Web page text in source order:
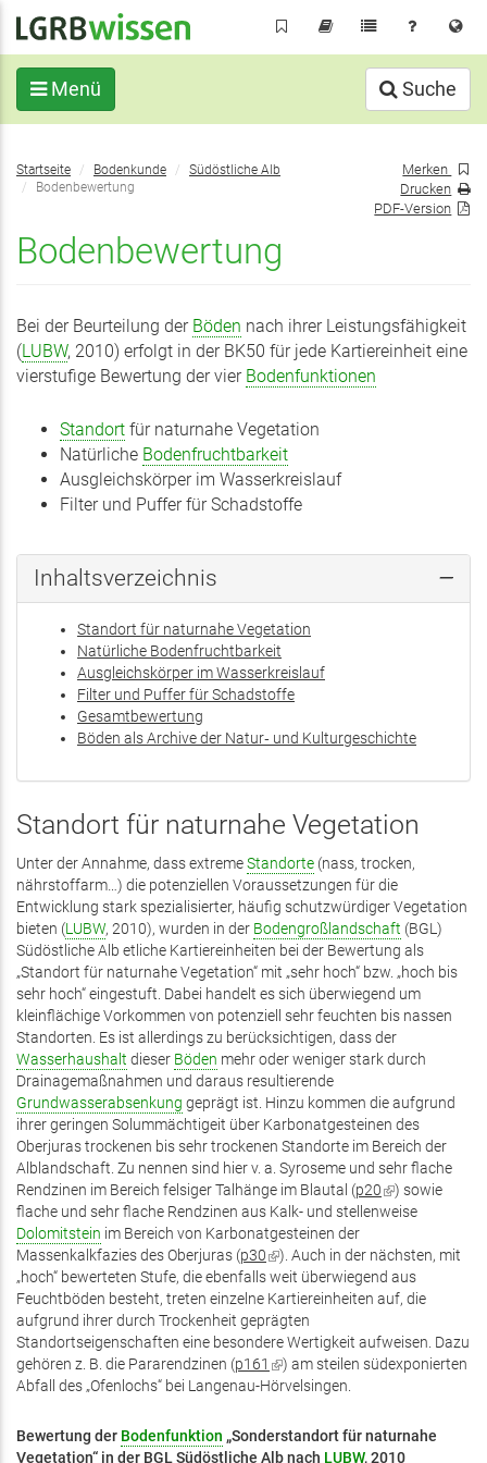
Inhalt
Menü Suche
Sie
befinden
Startseite Bodenkunde
Südöstliche Alb
Bodenbewertung
Bodenbewertung
Merken
Drucken
PDF-Version
Bei der Beurteilung der Böden nach ihrer Leistungsfähigkeit
(LUBW, 2010) erfolgt in der BK50 für jede Kartiereinheit eine
vierstufige Bewertung der vier Bodenfunktionen
Standort für naturnahe Vegetation
Natürliche Bodenfruchtbarkeit
Ausgleichskörper im Wasserkreislauf
Filter und Puffer für Schadstoffe
Inhaltsverzeichnis
Standort für naturnahe Vegetation
Natürliche Bodenfruchtbarkeit
Ausgleichskörper im Wasserkreislauf
Filter und Puffer für Schadstoffe
Gesamtbewertung
Böden als Archive der Natur‑ und Kulturgeschichte
Standort für naturnahe Vegetation
Unter der Annahme, dass extremeStandorte (nass, trocken,
nährstoffarm…) die potenziellen Voraussetzungen für die
Entwicklung stark spezialisierter, häufig schutzwürdiger Vegetation
bieten (LUBW, 2010), wurden in der Bodengroßlandschaft (BGL)
Südöstliche Alb etliche Kartiereinheiten bei der Bewertung als
„Standort für naturnahe Vegetation“ mit „sehr hoch“ bzw. „hoch bis
sehr hoch“ eingestuft. Dabei handelt es sich überwiegend um
kleinflächige Vorkommen von potenziell sehr feuchten bis nassen
Standorten. Es ist allerdings zu berücksichtigen, dass der
Wasserhaushalt dieser Böden mehr oder weniger stark durch
Drainagemaßnahmen und daraus resultierende
Grundwasserabsenkung geprägt ist. Hinzu kommen die aufgrund
ihrer geringen Solummächtigeit über Karbonatgesteinen des
Oberjuras trockenen bis sehr trockenen Standorte im Bereich der
Alblandschaft. Zu nennen sind hier v. a. Syroseme und sehr flache
Rendzinen im Bereich felsiger Talhänge im Blautal (p20(Link
ist
) sowie
flache und sehr flache Rendzinen aus Kalk- und stellenweise
Dolomitstein im Bereich von Karbonatgesteinen der
Massenkalkfazies des Oberjuras (p30(Link
ist
extern)
). Auch in der nächsten, mit
„hoch“ bewerteten Stufe, die ebenfalls weit überwiegend aus
Feuchtböden besteht, treten einzelne Kartiereinheiten auf, die
aufgrund ihrer durch Trockenheit geprägten
Standortseigenschaften eine besondere Wertigkeit aufweisen. Dazu
gehören z. B. die Pararendzinen (p161 (Link
ist
) am steilen südexponierten
Abfall des „Ofenlochs“ bei Langenau-Hörvelsingen.
Bewertung der Bodenfunktion „Sonderstandort für naturnahe
Vegetation“ in der BGL Südöstliche Alb nach LUBW, 2010